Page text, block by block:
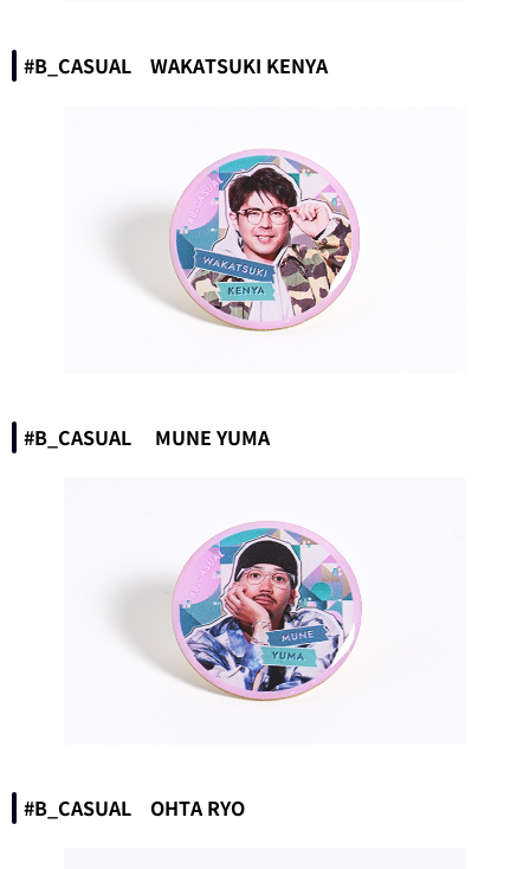
#B_CASUAL WAKATSUKI KENYA
#B_CASUAL MUNE YUMA
#B_CASUAL OHTA RYO